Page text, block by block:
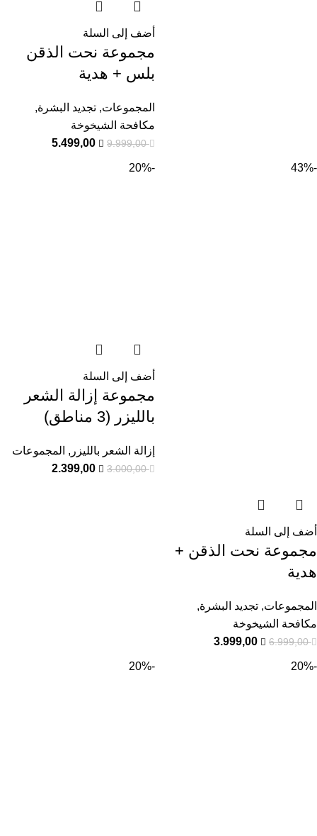
أضف إلى السلة
مجموعة نحت الذقن
بلس + هدية
المجموعات, تجديد البشرة,
مكافحة الشيخوخة
9.999,00
5.499,00
-43%
أضف إلى السلة
مجموعة نحت الذقن +
هدية
المجموعات, تجديد البشرة,
مكافحة الشيخوخة
6.999,00
3.999,00
-20%
أضف إلى السلة
مجموعة إزالة الشعر
بالليزر (3 مناطق)
إزالة الشعر بالليزر , المجموعات
3.000,00
2.399,00
-20%
-20%